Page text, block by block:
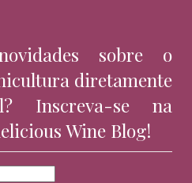
sobre o
diretamente
Inscreva-se na
Wine Blog!